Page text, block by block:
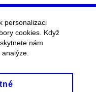
personalizaci
cookies. Když
nám